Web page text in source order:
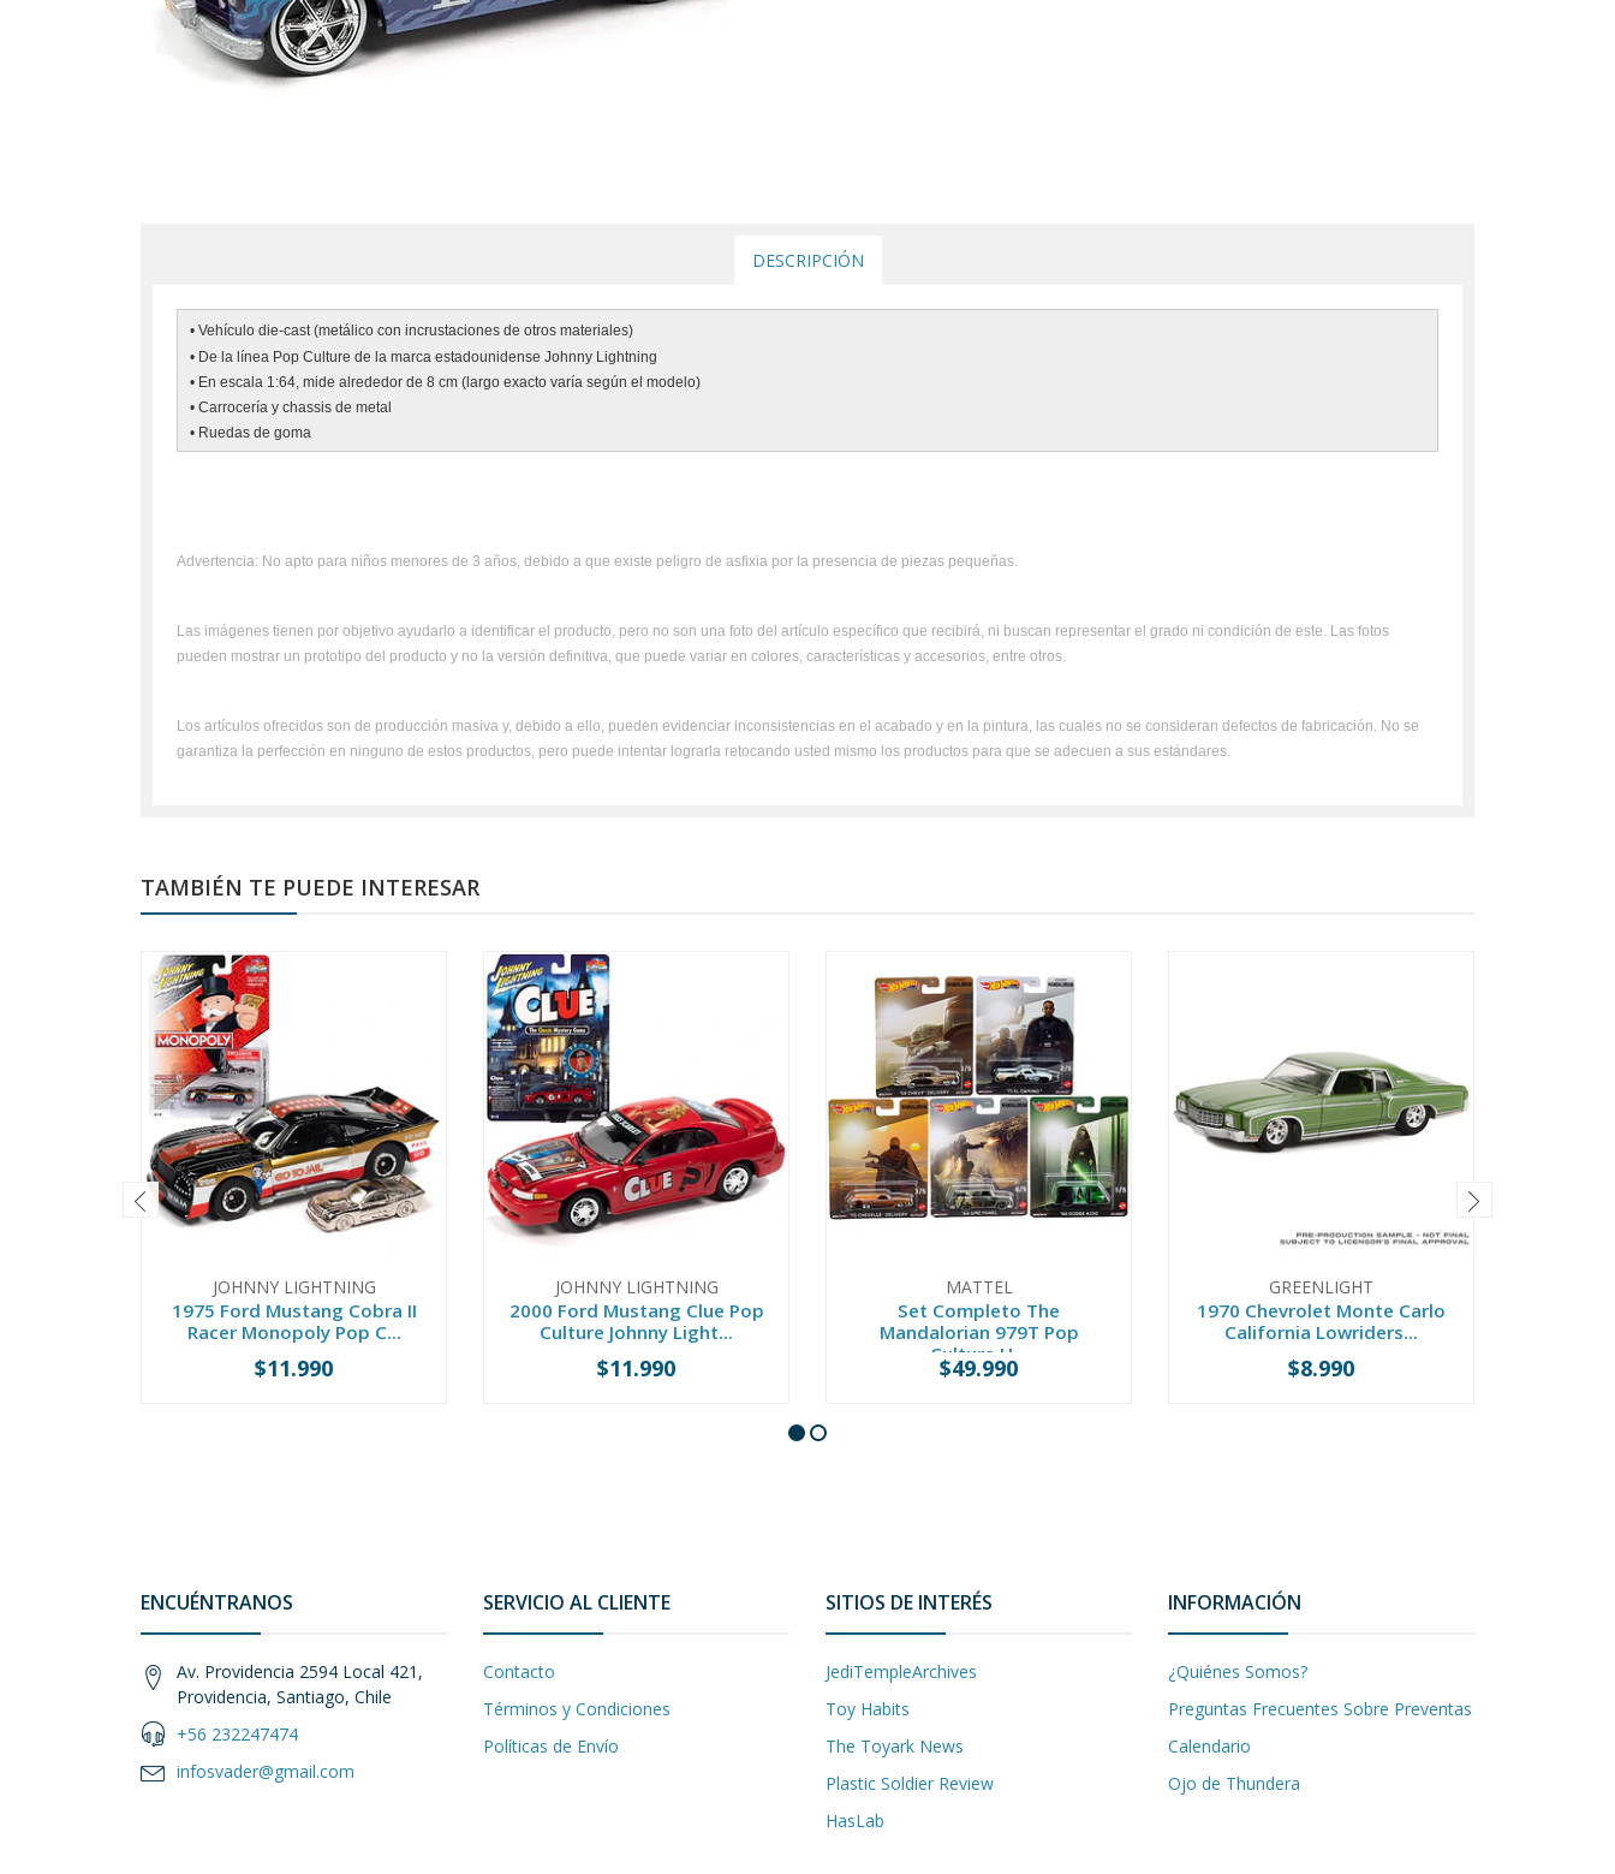
DESCRIPCIÓN
• Vehículo die-cast (metálico con incrustaciones de otros materiales)
• De la línea Pop Culture de la marca estadounidense Johnny Lightning
• En escala 1:64, mide alrededor de 8 cm (largo exacto varía según el modelo)
• Carrocería y chassis de metal
• Ruedas de goma
Advertencia: No apto para niños menores de 3 años, debido a que existe peligro de asfixia por la presencia de piezas pequeñas.
Las imágenes tienen por objetivo ayudarlo a identificar el producto, pero no son una foto del artículo específico que recibirá, ni buscan representar el grado ni condición de este. Las fotos
pueden mostrar un prototipo del producto y no la versión definitiva, que puede variar en colores, características y accesorios, entre otros.
Los artículos ofrecidos son de producción masiva y, debido a ello, pueden evidenciar inconsistencias en el acabado y en la pintura, las cuales no se consideran defectos de fabricación. No se
garantiza la perfección en ninguno de estos productos, pero puede intentar lograrla retocando usted mismo los productos para que se adecuen a sus estándares.
TAMBIÉN TE PUEDE INTERESAR
JOHNNY LIGHTNING
1975 Ford Mustang Cobra II
Racer Monopoly Pop C...
+
$11.990
JOHNNY LIGHTNING
2000 Ford Mustang Clue Pop
Culture Johnny Light...
+
$11.990
MATTEL
Set Completo The
Mandalorian 979T Pop
Culture H...
+
$49.990
GREENLIGHT
1970 Chevrolet Monte Carlo
California Lowriders...
+
$8.990
ENCUÉNTRANOS
Av. Providencia 2594 Local 421,
Providencia, Santiago, Chile
+56 232247474
infosvader@gmail.com
SERVICIO AL CLIENTE
Contacto
Términos y Condiciones
Políticas de Envío
SITIOS DE INTERÉS
JediTempleArchives
Toy Habits
The Toyark News
Plastic Soldier Review
HasLab
INFORMACIÓN
¿Quiénes Somos?
Preguntas Frecuentes Sobre Preventas
Calendario
Ojo de Thundera